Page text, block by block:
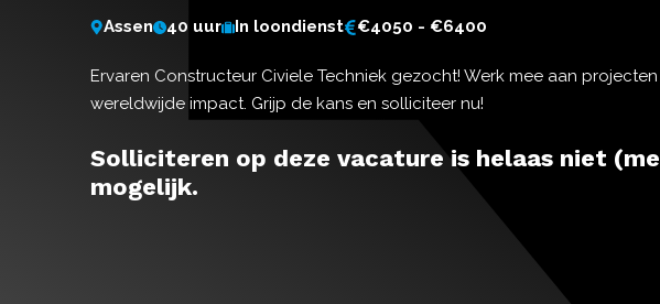
Assen 40 uur In loondienst €4050 - €6400
Ervaren Constructeur Civiele Techniek gezocht! Werk mee aan
wereldwijde impact. Grijp de kans en solliciteer nu!
Solliciteren op deze vacature is helaas niet
mogelijk.